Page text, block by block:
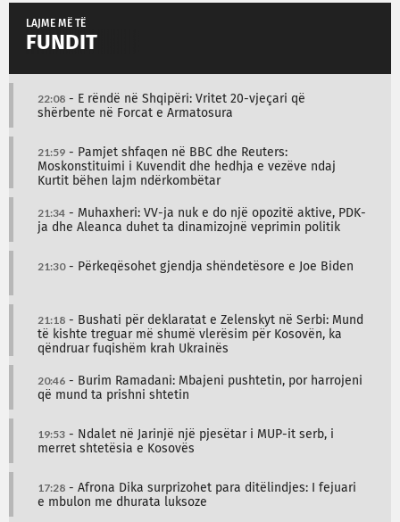
LAJME MË TË
FUNDIT
22:08 - E rëndë në Shqipëri: Vritet 20-vjeçari që
shërbente në Forcat e Armatosura
21:59 - Pamjet shfaqen në BBC dhe Reuters:
Moskonstituimi i Kuvendit dhe hedhja e vezëve ndaj
Kurtit bëhen lajm ndërkombëtar
21:34 - Muhaxheri: VV-ja nuk e do një opozitë aktive, PDK-
ja dhe Aleanca duhet ta dinamizojnë veprimin politik
21:30- Përkeqësohet gjendja shëndetësore e Joe Biden
21:18 - Bushati për deklaratat e Zelenskyt në Serbi: Mund
të kishte treguar më shumë vlerësim për Kosovën, ka
qëndruar fuqishëm krah Ukrainës
20:46 - Burim Ramadani: Mbajeni pushtetin, por harrojeni
që mund ta prishni shtetin
19:53 - Ndalet në Jarinjë një pjesëtar i MUP-it serb, i
merret shtetësia e Kosovës
17:28 - Afrona Dika surprizohet para ditëlindjes: I fejuari
e mbulon me dhurata luksoze